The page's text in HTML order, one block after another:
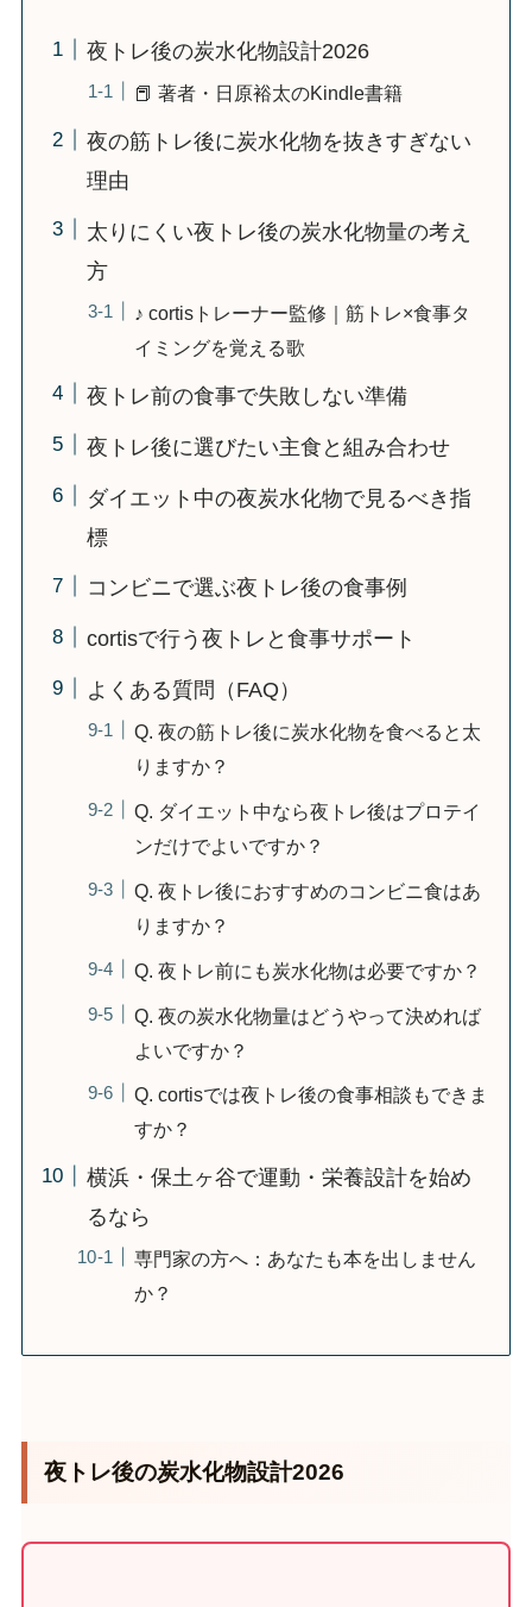
夜トレ後の炭水化物設計2026
📕 著者・日原裕太のKindle書籍
夜の筋トレ後に炭水化物を抜きすぎない
理由
太りにくい夜トレ後の炭水化物量の考え
方
♪ cortisトレーナー監修｜筋トレ×食事タ
イミングを覚える歌
夜トレ前の食事で失敗しない準備
夜トレ後に選びたい主食と組み合わせ
ダイエット中の夜炭水化物で見るべき指
標
コンビニで選ぶ夜トレ後の食事例
cortisで行う夜トレと食事サポート
よくある質問（FAQ）
Q. 夜の筋トレ後に炭水化物を食べると太
りますか？
Q. ダイエット中なら夜トレ後はプロテイ
ンだけでよいですか？
Q. 夜トレ後におすすめのコンビニ食はあ
りますか？
Q. 夜トレ前にも炭水化物は必要ですか？
Q. 夜の炭水化物量はどうやって決めれば
よいですか？
Q. cortisでは夜トレ後の食事相談もできま
すか？
横浜・保土ヶ谷で運動・栄養設計を始め
るなら
専門家の方へ：あなたも本を出しません
か？
夜トレ後の炭水化物設計2026